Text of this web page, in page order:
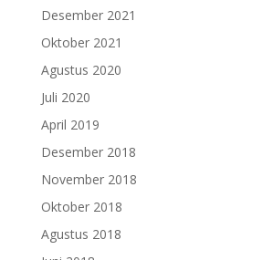
Desember 2021
Oktober 2021
Agustus 2020
Juli 2020
April 2019
Desember 2018
November 2018
Oktober 2018
Agustus 2018